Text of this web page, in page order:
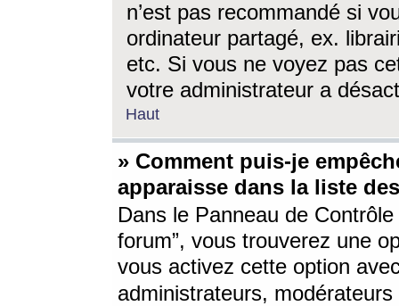
n’est pas recommandé si
ordinateur partagé, ex.
etc. Si vous ne voyez pas
votre administrateur a
Haut
» Comment puis-je
apparaisse dans la liste
Dans le Panneau de
forum”, vous trouverez une
vous activez cette option
administrateurs,